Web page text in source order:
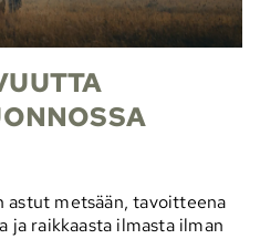
astut metsään, tavoitteena
ja raikkaasta ilmasta ilman